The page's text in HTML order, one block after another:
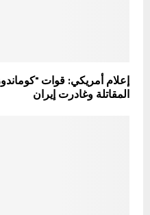
إعلام أمريكي: قوات
المقاتلة وغادرت إيران